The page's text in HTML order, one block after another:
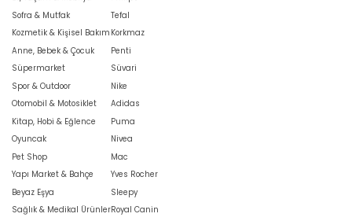
Sofra & Mutfak
Kozmetik & Kişisel Bakım
Anne, Bebek & Çocuk
Süpermarket
Spor & Outdoor
Otomobil & Motosiklet
Kitap, Hobi & Eğlence
Oyuncak
Pet Shop
Yapı Market & Bahçe
Beyaz Eşya
Sağlık & Medikal Ürünler
Tefal
Korkmaz
Penti
Süvari
Nike
Adidas
Puma
Nivea
Mac
Yves Rocher
Sleepy
Royal Canin